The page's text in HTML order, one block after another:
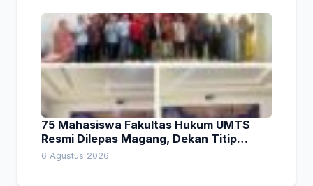
75 Mahasiswa Fakultas Hukum UMTS
Resmi Dilepas Magang, Dekan Titip
Empat Pesan Penting
6 Agustus 2026